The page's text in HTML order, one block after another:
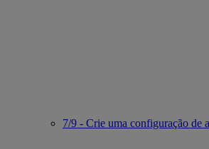
7/9 - Crie uma configuração de